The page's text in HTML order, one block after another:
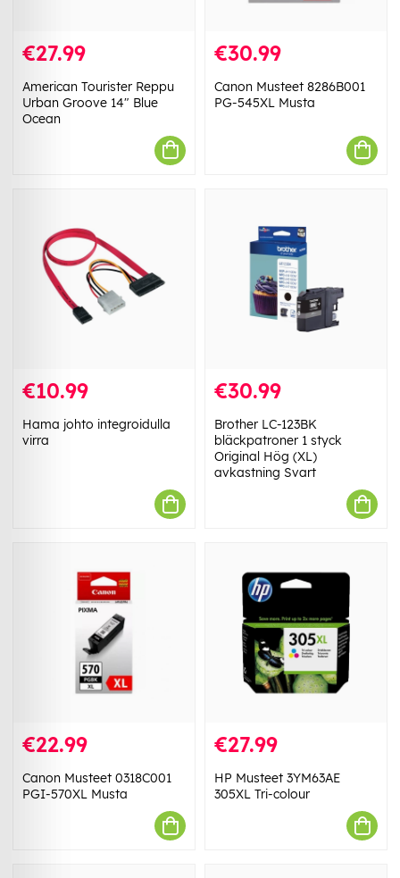
€27.99
American Tourister Reppu
Urban Groove 14" Blue
Ocean
€30.99
Canon Musteet 8286B001
PG-545XL Musta
€10.99
Hama johto integroidulla
virra
€30.99
Brother LC-123BK
bläckpatroner 1 styck
Original Hög (XL)
avkastning Svart
€22.99
Canon Musteet 0318C001
PGI-570XL Musta
€27.99
HP Musteet 3YM63AE
305XL Tri-colour